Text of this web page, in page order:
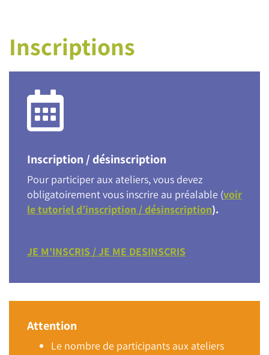
Inscriptions
Inscription / désinscription
Pour participer aux ateliers, vous devez
obligatoirement vous inscrire au préalable (voir
le tutoriel d’inscription / désinscription).
JE M'INSCRIS / JE ME DESINSCRIS
Attention
Le nombre de participants aux ateliers